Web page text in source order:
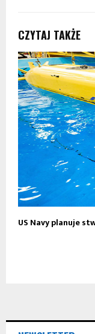
CZYTAJ TAKŻE
US Navy planuje